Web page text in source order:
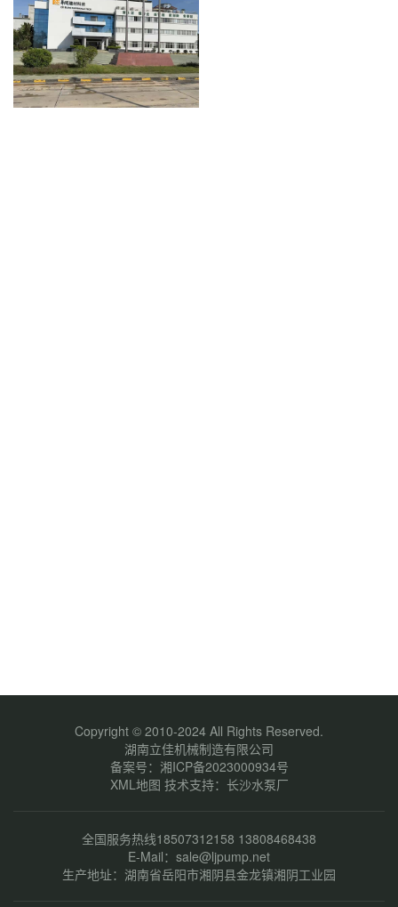
Copyright © 2010-2024 All Rights Reserved.
湖南立佳机械制造有限公司
备案号： 湘ICP备2023000934号
XML地图 技术支持： 长沙水泵厂
全国服务热线18507312158 13808468438
E-Mail：sale@ljpump.net
生产地址：湖南省岳阳市湘阴县金龙镇湘阴工业园